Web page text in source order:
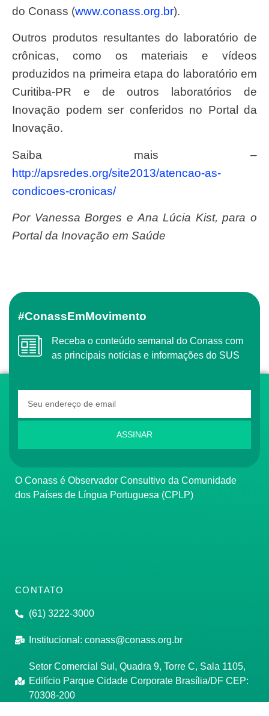
do Conass (www.conass.org.br).
Outros produtos resultantes do laboratório de
crônicas, como os materiais e vídeos
produzidos na primeira etapa do laboratório em
Curitiba-PR e de outros laboratórios de
Inovação podem ser conferidos no Portal da
Inovação.
Saiba mais –
http://apsredes.org/site2013/atencao-as-
condicoes-cronicas/
Por Vanessa Borges e Ana Lúcia Kist, para o
Portal da Inovação em Saúde
#ConassEmMovimento
Receba o conteúdo semanal do Conass com
as principais notícias e informações do SUS
ASSINAR
O Conass é Observador Consultivo da Comunidade
dos Países de Língua Portuguesa (CPLP)
CONTATO
(61) 3222-3000
Institucional: conass@conass.org.br
Setor Comercial Sul, Quadra 9, Torre C, Sala 1105,
Edifício Parque Cidade Corporate Brasília/DF CEP:
70308-200